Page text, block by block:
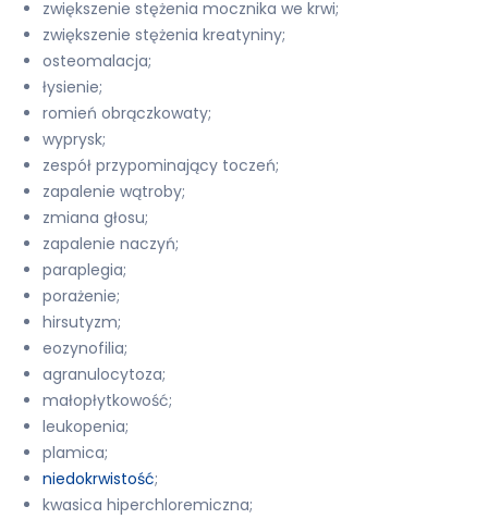
zwiększenie stężenia mocznika we krwi;
zwiększenie stężenia kreatyniny;
osteomalacja;
łysienie;
romień obrączkowaty;
wyprysk;
zespół przypominający toczeń;
zapalenie wątroby;
zmiana głosu;
zapalenie naczyń;
paraplegia;
porażenie;
hirsutyzm;
eozynofilia;
agranulocytoza;
małopłytkowość;
leukopenia;
plamica;
niedokrwistość;
kwasica hiperchloremiczna;